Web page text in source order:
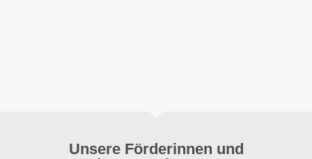
Unsere Förderinnen und